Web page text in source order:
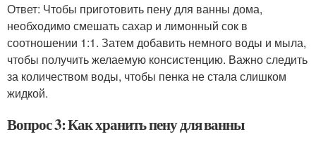
Ответ: Чтобы приготовить пену для ванны дома,
необходимо смешать сахар и лимонный сок в
соотношении 1:1. Затем добавить немного воды и мыла,
чтобы получить желаемую консистенцию. Важно следить
за количеством воды, чтобы пенка не стала слишком
жидкой.
Вопрос 3: Как хранить пену для ванны